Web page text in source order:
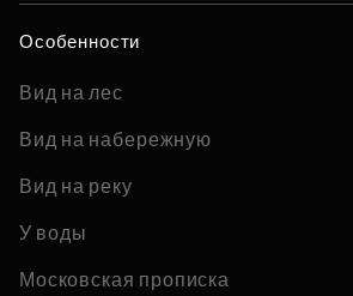
Особенности
Вид на лес
Вид на набережную
Вид на реку
У воды
Московская прописка